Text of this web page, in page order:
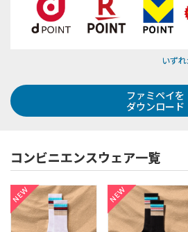
いず
ファミペイを
ダウンロード
コンビニエンスウェア一覧